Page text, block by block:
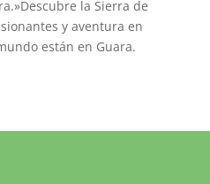
la Sierra de
y aventura en
están en Guara.